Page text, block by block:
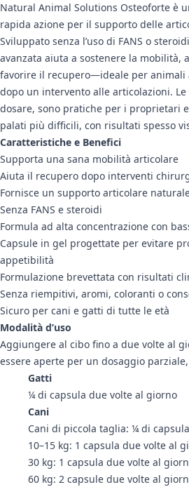
Natural Animal Solutions Osteoforte è
rapida azione per il supporto delle
Sviluppato senza l’uso di FANS o
avanzata aiuta a sostenere la mobilità,
favorire il recupero—ideale per animali
dopo un intervento alle articolazioni.
dosare, sono pratiche per i proprietari
palati più difficili, con risultati spesso
Caratteristiche e Benefici
Supporta una sana mobilità articolare
Aiuta il recupero dopo interventi
Fornisce un supporto articolare
Senza FANS e steroidi
Formula ad alta concentrazione con
Capsule in gel progettate per evitare
appetibilità
Formulazione brevettata con risultati
Senza riempitivi, aromi, coloranti o
Sicuro per cani e gatti di tutte le età
Modalità d’uso
Aggiungere al cibo fino a due volte al
essere aperte per un dosaggio
Gatti
¼ di capsula due volte al giorno
Cani
Cani di piccola taglia: ¼ di
10–15 kg: 1 capsula due volte al
30 kg: 1 capsula due volte al
60 kg: 2 capsule due volte al